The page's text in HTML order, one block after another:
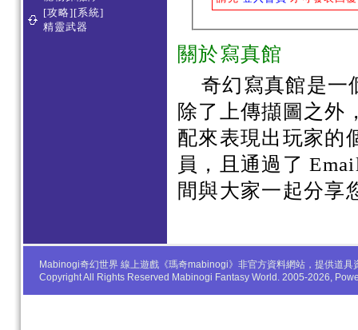
[攻略][系統]
精靈武器
關於寫真館
奇幻寫真館是一
除了上傳擷圖之外
配來表現出玩家的
員，且通過了
間與大家一起分享
Mabinogi奇幻世界 線上遊戲《瑪奇mabinogi》非官方資料網站，提供道
Copyright All Rights Reserved Mabinogi Fantasy World. 2005-2026,